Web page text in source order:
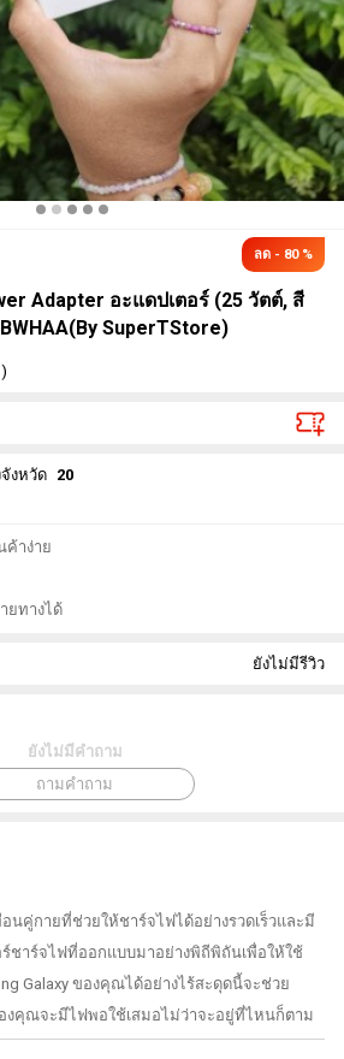
ลด - 80 %
Adapter อะแดปเตอร์ (25 วัตต์, สี
SuperTStore)
จังหวัด 20
ค้าง่าย
ยทางได้
ยังไม่มีรีวิว
ยังไม่มีคำถาม
ถามคำถาม
อนคู่กายที่ช่วยให้ชาร์จไฟได้อย่างรวดเร็วและมี
ชาร์จไฟที่ออกแบบมาอย่างพิถีพิถันเพื่อให้ใช้
Galaxy ของคุณได้อย่างไร้สะดุดนี้จะช่วย
คุณจะมีไฟพอใช้เสมอไม่ว่าจะอยู่ที่ไหนก็ตาม